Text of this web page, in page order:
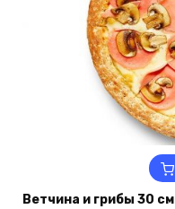
Ветчина и грибы 30 см